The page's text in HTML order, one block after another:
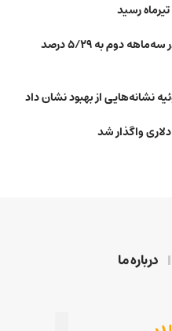
رسید
رشد تولید ناخالص داخلی اندونزی در سه‌ماهه دوم به ۵/۲۹ درصد
نشانه‌هایی از بهبود نشان داد
درباره ما